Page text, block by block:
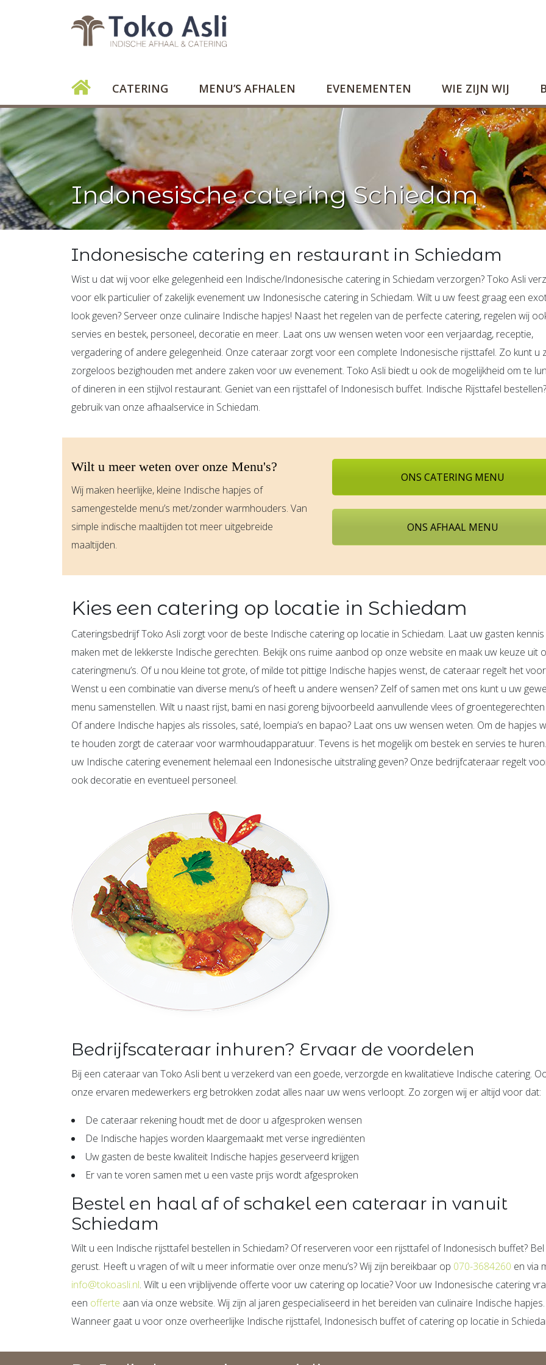
CATERING MENU’S AFHALEN EVENEMENTEN WIE ZIJN WIJ
Indonesische catering Schiedam
Indonesische catering en restaurant in Schiedam
Wist u dat wij voor elke gelegenheid een Indische/Indonesische catering in Schiedam verzorgen? Toko Asli
voor elk particulier of zakelijk evenement uw Indonesische catering in Schiedam. Wilt u uw feest graag een
look geven? Serveer onze culinaire Indische hapjes! Naast het regelen van de perfecte catering, regelen wij
servies en bestek, personeel, decoratie en meer. Laat ons uw wensen weten voor een verjaardag, receptie,
vergadering of andere gelegenheid. Onze cateraar zorgt voor een complete Indonesische rijsttafel. Zo kunt u
zorgeloos bezighouden met andere zaken voor uw evenement. Toko Asli biedt u ook de mogelijkheid om te
of dineren in een stijlvol restaurant. Geniet van een rijsttafel of Indonesisch buffet. Indische Rijsttafel
gebruik van onze afhaalservice in Schiedam.
Wilt u meer weten over onze Menu's?
Wij maken heerlijke, kleine Indische hapjes of
samengestelde menu’s met/zonder warmhouders. Van
simple indische maaltijden tot meer uitgebreide
maaltijden.
ONS CATERING MENU
ONS AFHAAL MENU
Kies een catering op locatie in Schiedam
Cateringsbedrijf Toko Asli zorgt voor de beste Indische catering op locatie in Schiedam. Laat uw gasten kennis
maken met de lekkerste Indische gerechten. Bekijk ons ruime aanbod op onze website en maak uw keuze uit
cateringmenu’s. Of u nou kleine tot grote, of milde tot pittige Indische hapjes wenst, de cateraar regelt het
Wenst u een combinatie van diverse menu’s of heeft u andere wensen? Zelf of samen met ons kunt u uw
menu samenstellen. Wilt u naast rijst, bami en nasi goreng bijvoorbeeld aanvullende vlees of groentegerechten
Of andere Indische hapjes als rissoles, saté, loempia’s en bapao? Laat ons uw wensen weten. Om de hapjes
te houden zorgt de cateraar voor warmhoudapparatuur. Tevens is het mogelijk om bestek en servies te
uw Indische catering evenement helemaal een Indonesische uitstraling geven? Onze bedrijfcateraar regelt
ook decoratie en eventueel personeel.
Bedrijfscateraar inhuren? Ervaar de voordelen
Bij een cateraar van Toko Asli bent u verzekerd van een goede, verzorgde en kwalitatieve Indische catering.
onze ervaren medewerkers erg betrokken zodat alles naar uw wens verloopt. Zo zorgen wij er altijd voor dat:
De cateraar rekening houdt met de door u afgesproken wensen
De Indische hapjes worden klaargemaakt met verse ingrediënten
Uw gasten de beste kwaliteit Indische hapjes geserveerd krijgen
Er van te voren samen met u een vaste prijs wordt afgesproken
Bestel en haal af of schakel een cateraar in vanuit
Schiedam
Wilt u een Indische rijsttafel bestellen in Schiedam? Of reserveren voor een rijsttafel of Indonesisch buffet?
gerust. Heeft u vragen of wilt u meer informatie over onze menu’s? Wij zijn bereikbaar op 070-3684260 en via
info@tokoasli.nl. Wilt u een vrijblijvende offerte voor uw catering op locatie? Voor uw Indonesische catering
een offerte aan via onze website. Wij zijn al jaren gespecialiseerd in het bereiden van culinaire Indische hapjes.
Wanneer gaat u voor onze overheerlijke Indische rijsttafel, Indonesisch buffet of catering op locatie in